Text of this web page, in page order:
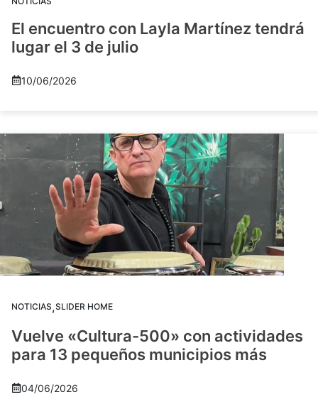
El encuentro con Layla Martínez tendrá
lugar el 3 de julio
10/06/2026
NOTICIAS,SLIDER HOME
Vuelve «Cultura-500» con actividades
para 13 pequeños municipios más
04/06/2026